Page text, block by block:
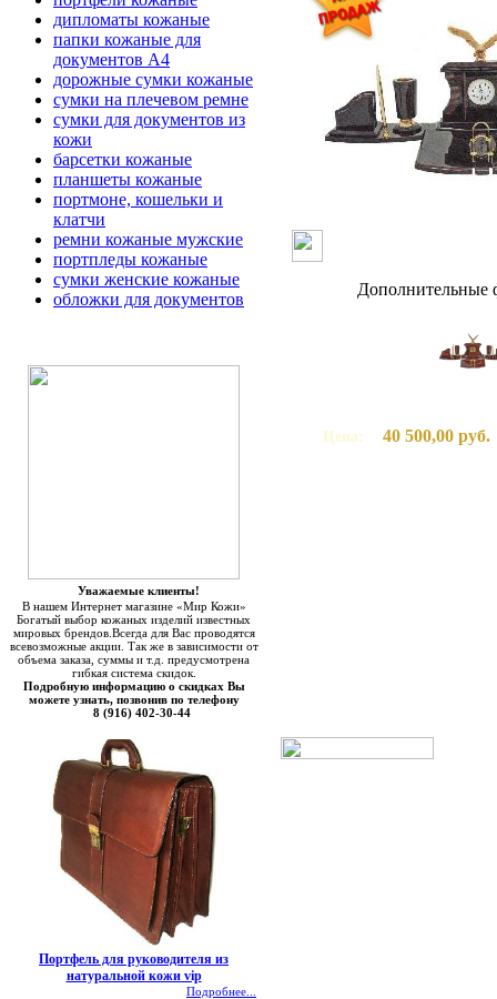
дипломаты кожаные
папки кожаные для
документов А4
дорожные сумки кожаные
сумки на плечевом ремне
сумки для документов из
кожи
барсетки кожаные
планшеты кожаные
портмоне, кошельки и
клатчи
ремни кожаные мужские
портпледы кожаные
сумки женские кожаные
обложки для документов
Уважаемые клиенты!
В нашем Интернет магазине «Мир Кожи»
Богатый выбор кожаных изделий известных
мировых брендов.Всегда для Вас проводятся
всевозможные акции. Так же в зависимости от
объема заказа, суммы и т.д. предусмотрена
гибкая система скидок.
Подробную информацию о скидках Вы
можете узнать, позвонив по телефону
8 (916) 402-30-44
Портфель для руководителя из
натуральной кожи vip
Подробнее...
Дополнительные
Цена: 40 500,00 руб.